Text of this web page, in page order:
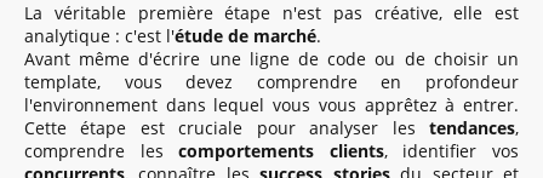
La véritable première étape n'est pas créative, elle est
analytique : c'est l'étude de marché.
Avant même d'écrire une ligne de code ou de choisir un
template, vous devez comprendre en profondeur
l'environnement dans lequel vous vous apprêtez à entrer.
Cette étape est cruciale pour analyser les tendances,
comprendre lescomportements clients, identifier vos